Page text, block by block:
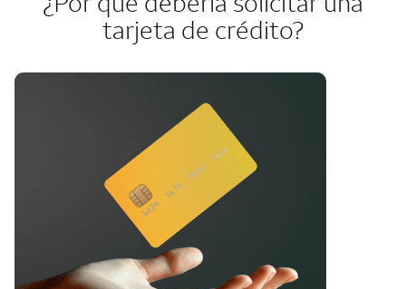
tarjeta de crédito?